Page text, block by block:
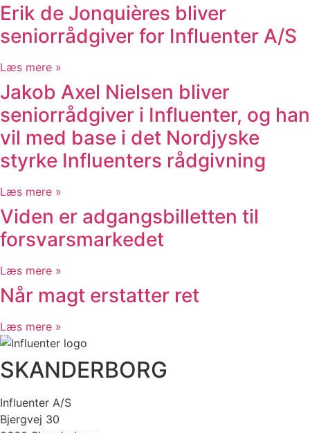
Erik de Jonquières bliver
seniorrådgiver for Influenter A/S
Læs mere »
Jakob Axel Nielsen bliver
seniorrådgiver i Influenter, og han
vil med base i det Nordjyske
styrke Influenters rådgivning
Læs mere »
Viden er adgangsbilletten til
forsvarsmarkedet
Læs mere »
Når magt erstatter ret
Læs mere »
SKANDERBORG
Influenter A/S
Bjergvej 30